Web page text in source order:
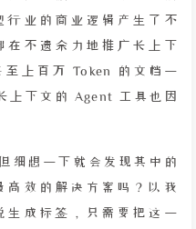
行业的商业逻辑产生了不
在不遗余力地推广长上下
上百万 Token 的文档一
上下文的 Agent 工具也因
细想一下就会发现其中的
高效的解决方案吗？以我
生成标签，只需要把这一